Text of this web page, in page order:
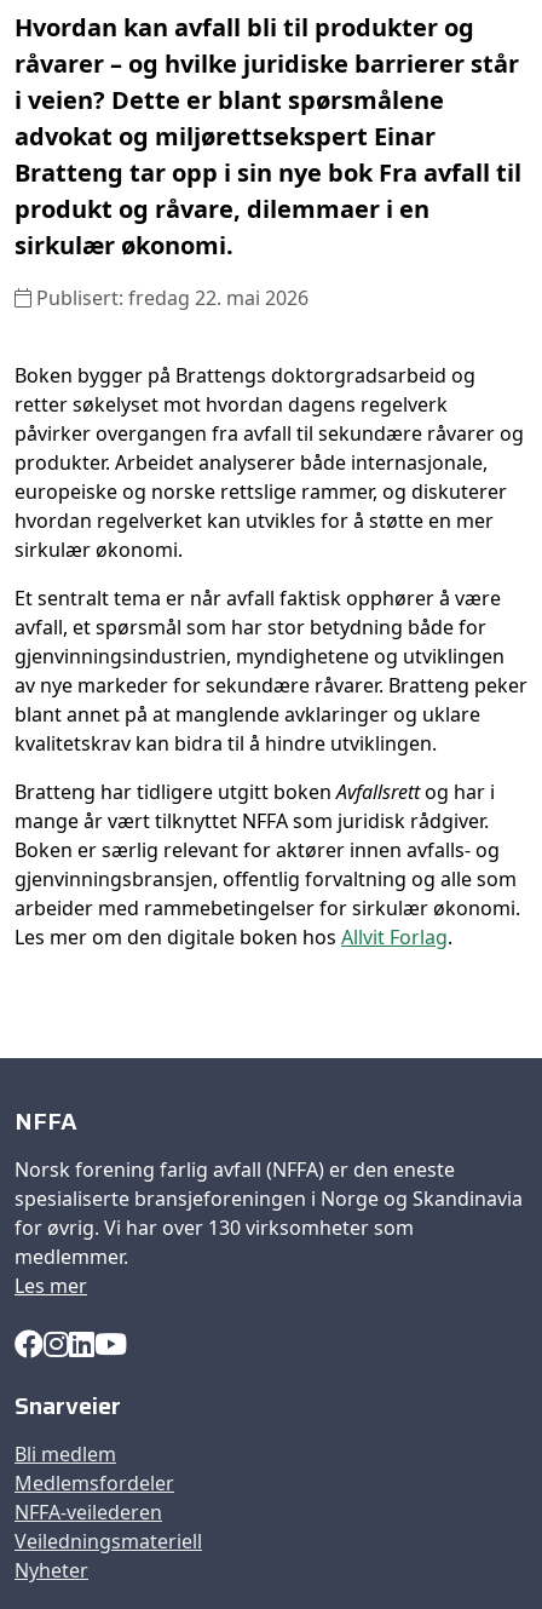
Hvordan kan avfall bli til produkter og
råvarer – og hvilke juridiske barrierer står
i veien? Dette er blant spørsmålene
advokat og miljørettsekspert Einar
Bratteng tar opp i sin nye bok Fra avfall til
produkt og råvare, dilemmaer i en
sirkulær økonomi.
Publisert: fredag 22. mai 2026
Boken bygger på Brattengs doktorgradsarbeid og
retter søkelyset mot hvordan dagens regelverk
påvirker overgangen fra avfall til sekundære råvarer og
produkter. Arbeidet analyserer både internasjonale,
europeiske og norske rettslige rammer, og diskuterer
hvordan regelverket kan utvikles for å støtte en mer
sirkulær økonomi.
Et sentralt tema er når avfall faktisk opphører å være
avfall, et spørsmål som har stor betydning både for
gjenvinningsindustrien, myndighetene og utviklingen
av nye markeder for sekundære råvarer. Bratteng peker
blant annet på at manglende avklaringer og uklare
kvalitetskrav kan bidra til å hindre utviklingen.
Bratteng har tidligere utgitt bokenAvfallsrettog har i
mange år vært tilknyttet NFFA som juridisk rådgiver.
Boken er særlig relevant for aktører innen avfalls- og
gjenvinningsbransjen, offentlig forvaltning og alle som
arbeider med rammebetingelser for sirkulær økonomi.
Les mer om den digitale boken hos Allvit Forlag.
NFFA
Norsk forening farlig avfall (NFFA) er den eneste
spesialiserte bransjeforeningen i Norge og Skandinavia
for øvrig. Vi har over 130 virksomheter som
medlemmer.
Les mer
Snarveier
Bli medlem
Medlemsfordeler
NFFA-veilederen
Veiledningsmateriell
Nyheter